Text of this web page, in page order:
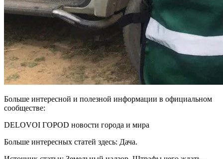
Больше интересной и полезной информации в официальном
сообществе:
DELOVOI ГОРОD новости города и мира
Больше интересных статей здесь: Дача.